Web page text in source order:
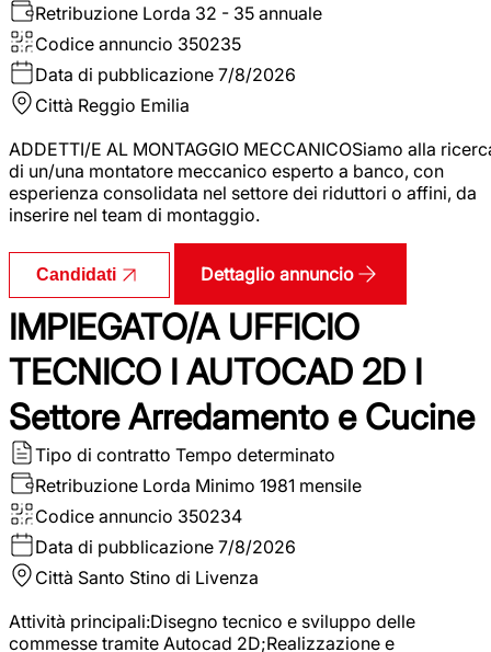
Retribuzione Lorda 32 - 35 annuale
Codice annuncio 350235
Data di pubblicazione 7/8/2026
Città Reggio Emilia
ADDETTI/E AL MONTAGGIO MECCANICOSiamo alla
di un/una montatore meccanico esperto a banco, con
esperienza consolidata nel settore dei riduttori o affini, da
inserire nel team di montaggio.
Candidati Dettaglio annuncio
IMPIEGATO/A UFFICIO
TECNICO I AUTOCAD 2D I
Settore Arredamento e Cucine
Tipo di contratto Tempo determinato
Retribuzione Lorda Minimo 1981 mensile
Codice annuncio 350234
Data di pubblicazione 7/8/2026
Città Santo Stino di Livenza
Attività principali:Disegno tecnico e sviluppo delle
commesse tramite Autocad 2D;Realizzazione e